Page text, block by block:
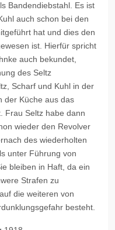
Bandendiebstahl. Es ist
auch schon bei den
hat und dies den
ist. Hierfür spricht
auch bekundet,
des Seltz
Scharf und Kuhl in der
der Küche aus das
Frau Seltz habe dann
wieder den Revolver
des wiederholten
unter Führung von
bleiben in Haft, da ein
Strafen zu
die weiteren von
besteht.